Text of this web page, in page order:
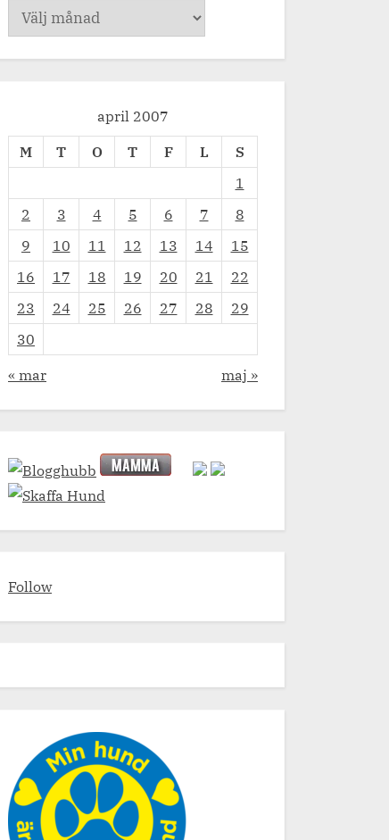
Arkiv
april 2007
M
T O T F L
S
1
2
3 4 5 6 7
8
9
10 11 12 13 14
15
16
17 18 19 20 21
22
23
24 25 26 27 28
29
30
« mar
maj »
Follow